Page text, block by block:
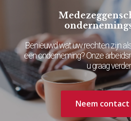
Benieuwd wat uw rechten zijn
een onderneming? Onze
u graag verder.
Neem contact